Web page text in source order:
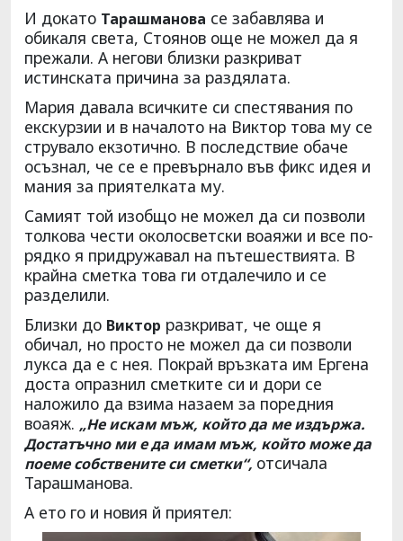
И докато Тарашманова се забавлява и
обикаля света, Стоянов още не можел да я
прежали. А негови близки разкриват
истинската причина за раздялата.
Мария давала всичките си спестявания по
екскурзии и в началото на Виктор това му се
струвало екзотично. В последствие обаче
осъзнал, че се е превърнало във фикс идея и
мания за приятелката му.
Самият той изобщо не можел да си позволи
толкова чести околосветски воаяжи и все по-
рядко я придружавал на пътешествията. В
крайна сметка това ги отдалечило и се
разделили.
Близки до Виктор разкриват, че още я
обичал, но просто не можел да си позволи
лукса да е с нея. Покрай връзката им Ергена
доста опразнил сметките си и дори се
наложило да взима назаем за поредния
воаяж. „Не искам мъж, който да ме издържа.
Достатъчно ми е да имам мъж, който може да
поеме собствените си сметки“, отсичала
Тарашманова.
А ето го и новия й приятел: